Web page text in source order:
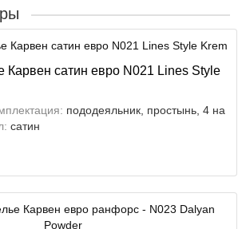
Карвен сатин евро N021 Lines Style
пододеяльник, простынь, 4 на
сатин